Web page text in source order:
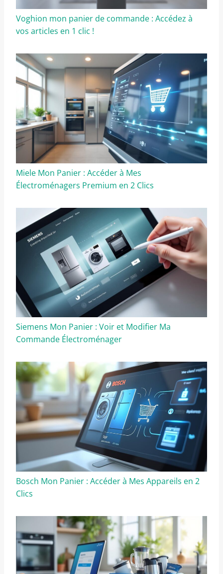
Voghion mon panier de commande : Accédez à
vos articles en 1 clic !
Miele Mon Panier : Accéder à Mes
Électroménagers Premium en 2 Clics
Siemens Mon Panier : Voir et Modifier Ma
Commande Électroménager
Bosch Mon Panier : Accéder à Mes Appareils en 2
Clics